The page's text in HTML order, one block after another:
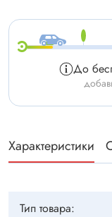
До
Характеристики
Тип товара: